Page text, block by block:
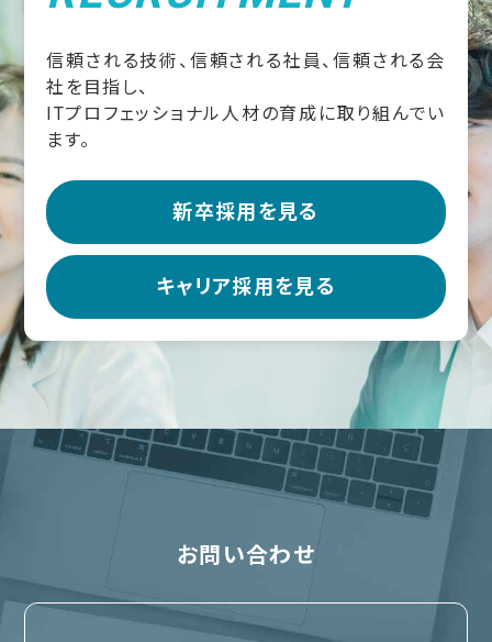
信頼される技術、信頼される社員、信頼される会
社を目指し、
ITプロフェッショナル人材の育成に取り組んでい
ます。
新卒採用を見る
キャリア採用を見る
お問い合わせ